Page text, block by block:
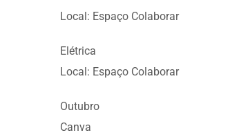
Local: Espaço Colaborar
Elétrica
Local: Espaço Colaborar
Outubro
Canva